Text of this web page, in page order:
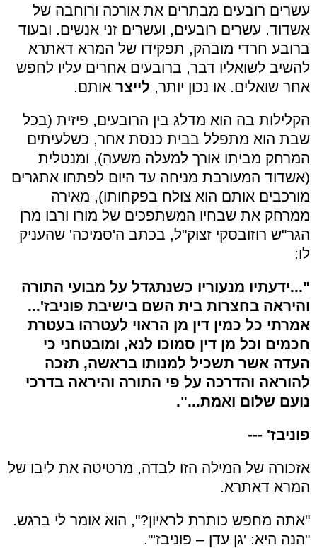
עשרים רובעים מבתרים את אורכה ורוחבה של
אשדוד. עשרים רובעים, ועשרים זני אנשים. ובעוד
ברובע חרדי מובהק, תפקידו של המרא דאתרא
להשיב לשואליו דבר, ברובעים אחרים עליו לחפש
אחר שואלים. או נכון יותר, לייצר אותם.
הקלילות בה הוא מדלג בין הרובעים, פיזית (בכל
שבת הוא מתפלל בבית כנסת אחר, כשלעיתים
המרחק מביתו אורך למעלה משעה), ומנטלית
(אשדוד המעורבת מניחה עד היום לפתחו אתגרים
מורכבים אותם הוא צולח בפקחותו), מאירה
ממרחק את שבחיו המשתפכים של מורו ורבו מרן
הגר"ש רוזובסקי זצוק"ל, בכתב ה'סמיכה' שהעניק
לו:
"...ידעתיו מנעוריו כשנתגדל על מבועי התורה
והיראה בחצרות בית השם בישיבת פוניבז'...
אמרתי כל כמין דין מן הראוי לעטרהו בעטרת
חכמים וכל מן דין סמוכו לנא, ומובטחני כי
העדה אשר תשכיל למנותו בראשה, תזכה
להוראה והדרכה על פי התורה והיראה בדרכי
נועם שלום ואמת...".
פוניבז' ---
אזכורה של המילה הזו לבדה, מרטיטה את ליבו של
המרא דאתרא.
"אתה מחפש כותרת לראיון?", הוא אומר לי ברגש.
"הנה היא: 'גן עדן – פוניבז'".